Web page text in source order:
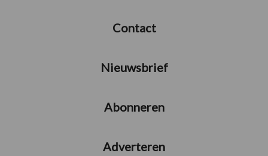
Contact
Nieuwsbrief
Abonneren
Adverteren